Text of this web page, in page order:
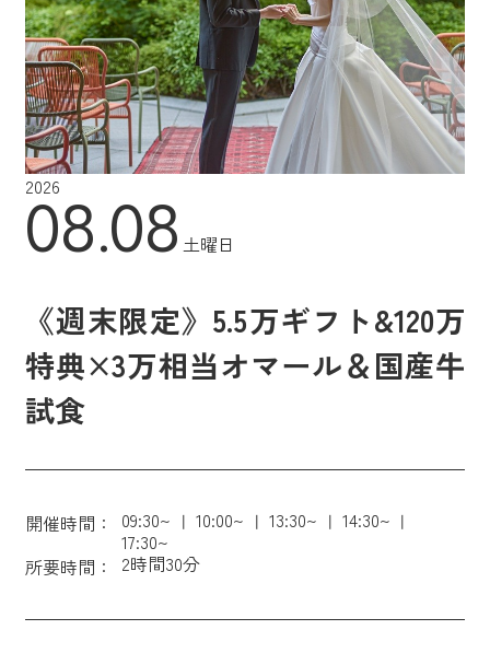
2026
08.08 土曜日
《週末限定》5.5万ギフト&120万
特典×3万相当オマール＆国産牛
試食
開催時間： 09:30~ 10:00~ 13:30~
14:30~
17:30~
所要時間：
2時間30分